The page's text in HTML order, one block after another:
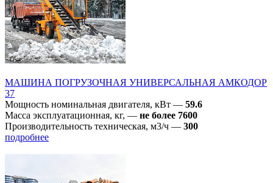
МАШИНА ПОГРУЗОЧНАЯ УНИВЕРСАЛЬНАЯ АМКОДОР
37
Мощность номинальная двигателя, кВт — 59.6
Масса эксплуатационная, кг, — не более 7600
Производительность техническая, м3/ч — 300
подробнее